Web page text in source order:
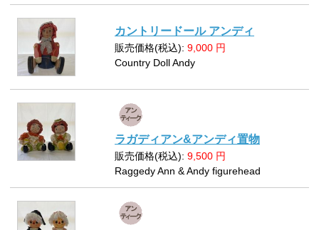
カントリードール アンディ
販売価格(税込): 9,000 円
Country Doll Andy
ラガディアン&アンディ置物
販売価格(税込): 9,500 円
Raggedy Ann & Andy figurehead